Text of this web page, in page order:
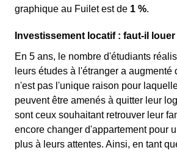
graphique au Fuilet est de 1 %.
Investissement locatif : faut-il
En 5 ans, le nombre d'étudiants
leurs études à l'étranger a augmenté
n'est pas l'unique raison pour
peuvent être amenés à quitter leur
sont ceux souhaitant retrouver leur
encore changer d'appartement pour
plus à leurs attentes. Ainsi, en tant